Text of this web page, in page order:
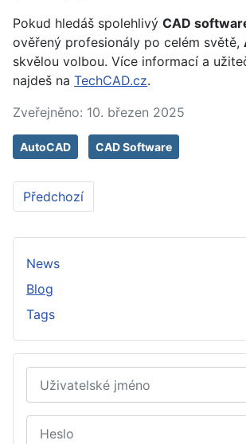
Pokud hledáš spolehlivý CAD
ověřený profesionály po celém světě,
skvělou volbou. Více informací a
najdeš na TechCAD.cz.
Zveřejněno: 10. březen 2025
AutoCAD CAD Software
Předchozí článek: Deaktivace
Předchozí
News
Blog
Tags
Uživatelské jméno